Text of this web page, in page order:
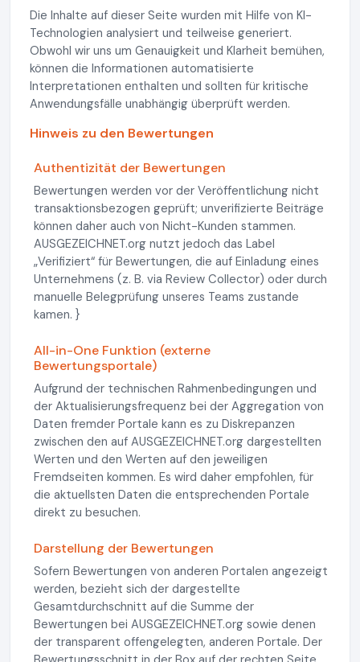
Die Inhalte auf dieser Seite wurden mit Hilfe von KI-
Technologien analysiert und teilweise generiert.
Obwohl wir uns um Genauigkeit und Klarheit bemühen,
können die Informationen automatisierte
Interpretationen enthalten und sollten für kritische
Anwendungsfälle unabhängig überprüft werden.
Hinweis zu den Bewertungen
Authentizität der Bewertungen
Bewertungen werden vor der Veröffentlichung nicht
transaktionsbezogen geprüft; unverifizierte Beiträge
können daher auch von Nicht-Kunden stammen.
AUSGEZEICHNET.org nutzt jedoch das Label
„Verifiziert“ für Bewertungen, die auf Einladung eines
Unternehmens (z. B. via Review Collector) oder durch
manuelle Belegprüfung unseres Teams zustande
kamen. }
All-in-One Funktion (externe
Bewertungsportale)
Aufgrund der technischen Rahmenbedingungen und
der Aktualisierungsfrequenz bei der Aggregation von
Daten fremder Portale kann es zu Diskrepanzen
zwischen den auf AUSGEZEICHNET.org dargestellten
Werten und den Werten auf den jeweiligen
Fremdseiten kommen. Es wird daher empfohlen, für
die aktuellsten Daten die entsprechenden Portale
direkt zu besuchen.
Darstellung der Bewertungen
Sofern Bewertungen von anderen Portalen angezeigt
werden, bezieht sich der dargestellte
Gesamtdurchschnitt auf die Summe der
Bewertungen bei AUSGEZEICHNET.org sowie denen
der transparent offengelegten, anderen Portale. Der